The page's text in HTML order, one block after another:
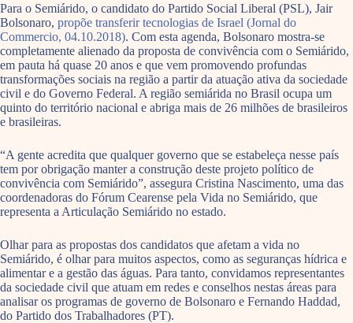
Para o Semiárido, o candidato do Partido Social Liberal (PSL), Jair
Bolsonaro, propõe transferir tecnologias de Israel (Jornal do
Commercio, 04.10.2018). Com esta agenda, Bolsonaro mostra-se
completamente alienado da proposta de convivência com o Semiárido,
em pauta há quase 20 anos e que vem promovendo profundas
transformações sociais na região a partir da atuação ativa da sociedade
civil e do Governo Federal. A região semiárida no Brasil ocupa um
quinto do território nacional e abriga mais de 26 milhões de brasileiros
e brasileiras.
“A gente acredita que qualquer governo que se estabeleça nesse país
tem por obrigação manter a construção deste projeto político de
convivência com Semiárido”, assegura Cristina Nascimento, uma das
coordenadoras do Fórum Cearense pela Vida no Semiárido, que
representa a Articulação Semiárido no estado.
Olhar para as propostas dos candidatos que afetam a vida no
Semiárido, é olhar para muitos aspectos, como as seguranças hídrica e
alimentar e a gestão das águas. Para tanto, convidamos representantes
da sociedade civil que atuam em redes e conselhos nestas áreas para
analisar os programas de governo de Bolsonaro e Fernando Haddad,
do Partido dos Trabalhadores (PT).